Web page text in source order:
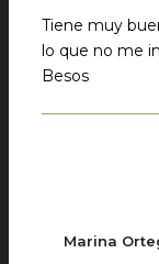
Tiene muy
lo que no me
Besos
Marina